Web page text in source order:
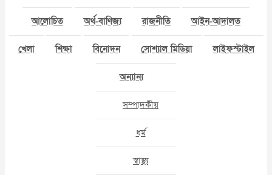
আলোচিত অর্থ-বাণিজ্য রাজনীতি আইন-আদালত
খেলা শিক্ষা বিনোদন সোশ্যাল মিডিয়া লাইফস্টাইল
অন্যান্য
সম্পাদকীয়
ধর্ম
স্বাস্থ্য